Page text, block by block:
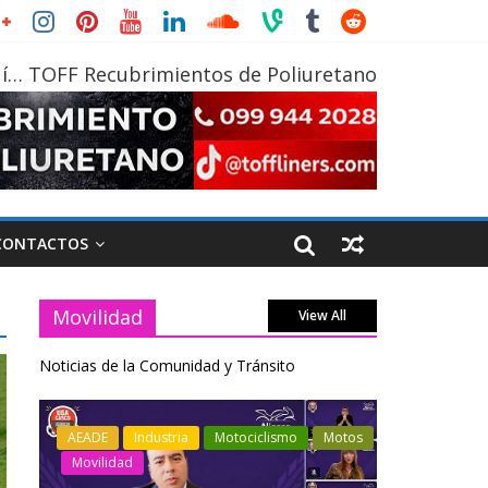
TOFF Recubrimientos de Poliuretano
Movilidad View All
Noticias de la Comunidad y Tránsito
Industria Movilidad
Transporte
Varios